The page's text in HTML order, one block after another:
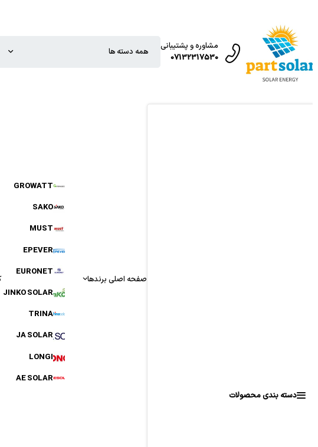
مشاوره و پشتیبانی
07132317530
دسته بندی محصولات
صفحه اصلیبرندها
GROWATT
SAKO
MUST
EPEVER
EURONET
JINKO SOLAR
TRINA
JA SOLAR
LONGI
AE SOLAR